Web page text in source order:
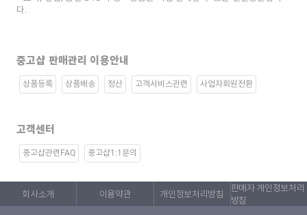
다.
중고샵 판매관리 이용안내
상품등록 상품배송 정산 고객서비스관련 사업자회원전환
고객센터
중고샵관련FAQ 중고샵1:1문의
회사소개 이용약관 개인정보처리방침
판매자 개인정보처리
방침